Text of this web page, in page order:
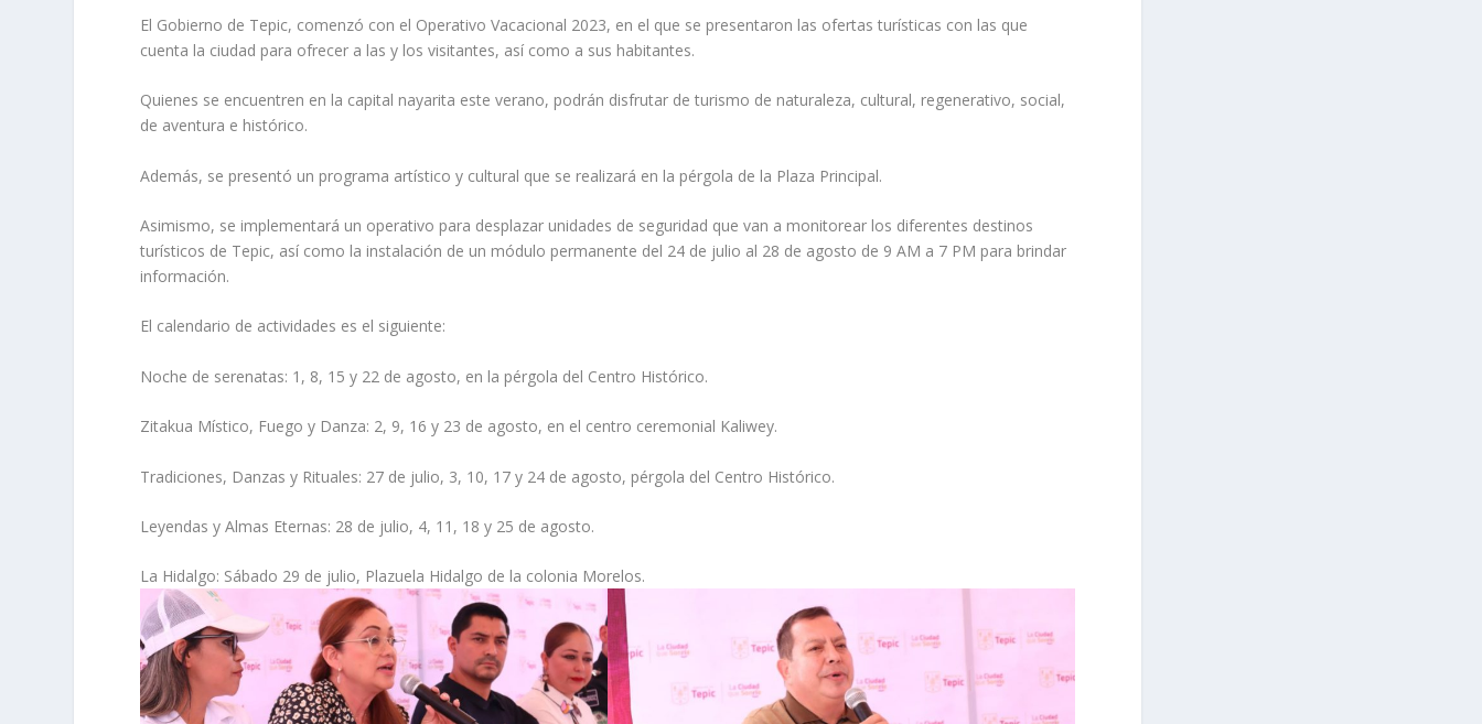
El Gobierno de Tepic, comenzó con el Operativo Vacacional 2023, en el que se presentaron las ofertas turísticas con las que
cuenta la ciudad para ofrecer a las y los visitantes, así como a sus habitantes.
Quienes se encuentren en la capital nayarita este verano, podrán disfrutar de turismo de naturaleza, cultural, regenerativo, social,
de aventura e histórico.
Además, se presentó un programa artístico y cultural que se realizará en la pérgola de la Plaza Principal.
Asimismo, se implementará un operativo para desplazar unidades de seguridad que van a monitorear los diferentes destinos
turísticos de Tepic, así como la instalación de un módulo permanente del 24 de julio al 28 de agosto de 9 AM a 7 PM para brindar
información.
El calendario de actividades es el siguiente:
Noche de serenatas: 1, 8, 15 y 22 de agosto, en la pérgola del Centro Histórico.
Zitakua Místico, Fuego y Danza: 2, 9, 16 y 23 de agosto, en el centro ceremonial Kaliwey.
Tradiciones, Danzas y Rituales: 27 de julio, 3, 10, 17 y 24 de agosto, pérgola del Centro Histórico.
Leyendas y Almas Eternas: 28 de julio, 4, 11, 18 y 25 de agosto.
La Hidalgo: Sábado 29 de julio, Plazuela Hidalgo de la colonia Morelos.